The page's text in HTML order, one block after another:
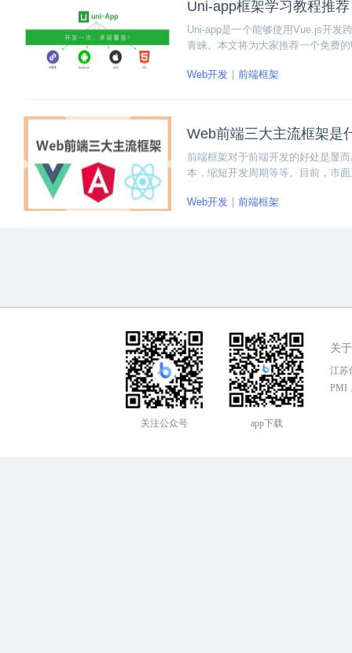
Uni-app框架学习教程推荐
Uni-app是一个能够使用Vue.js开发
青睐。本文将为大家推荐一个免费
Web开发
前端框架
Web前端三大主流框架是
前端框架对于前端开发的好处是显
本，缩短开发周期等等。目前，市
Web开发
前端框架
关注公众号 app下载
关
江苏
PMI